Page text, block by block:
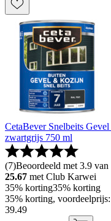
CetaBever Snelbeits
zwartgrijs 750 ml
(7)Beoordeeld met 3.9
25.67 met Club Karwei
35% korting35% korting
35% korting,
39.49